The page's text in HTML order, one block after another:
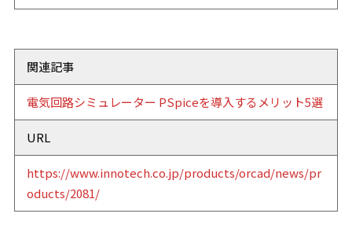
関連記事
電気回路シミュレーター PSpiceを導入するメリット5選
URL
https://www.innotech.co.jp/products/orcad/news/pr
oducts/2081/